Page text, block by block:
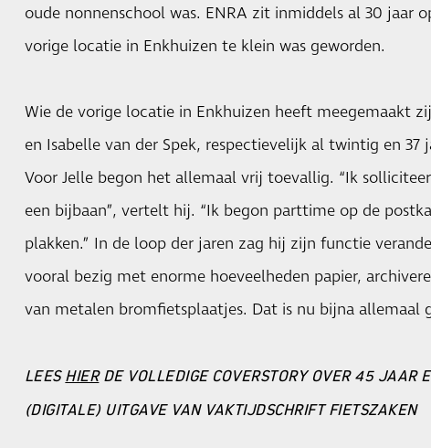
oude nonnenschool was. ENRA zit inmiddels al 30 jaar
vorige locatie in Enkhuizen te klein was geworden.
Wie de vorige locatie in Enkhuizen heeft meegemaakt
en Isabelle van der Spek, respectievelijk al twintig en 37
Voor Jelle begon het allemaal vrij toevallig. “Ik
een bijbaan”, vertelt hij. “Ik begon parttime op de
plakken.” In de loop der jaren zag hij zijn functie
vooral bezig met enorme hoeveelheden papier,
van metalen bromfietsplaatjes. Dat is nu bijna allemaal
LEES HIERDE VOLLEDIGE COVERSTORY OVER 45 JAAR
(DIGITALE) UITGAVE VAN VAKTIJDSCHRIFT FIETSZAKEN